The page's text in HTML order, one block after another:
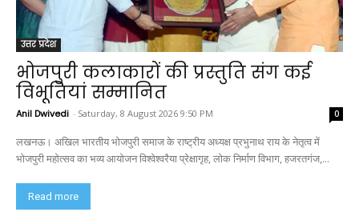
उत्तर प्रदेश
भोजपुरी कलाकारों की प्रस्तुति संग कई
विभूतियां सम्मानित
Anil Dwivedi - Saturday, 8 August 2026 9:50 PM 0
लखनऊ। अखिल भारतीय भोजपुरी समाज के राष्ट्रीय अध्यक्ष प्रभुनाथ राय के नेतृत्व में
भोजपुरी महोत्सव का भव्य आयोजन विश्वेश्वरैया प्रेक्षागृह, लोक निर्माण विभाग, हजरतगंज,...
Read more